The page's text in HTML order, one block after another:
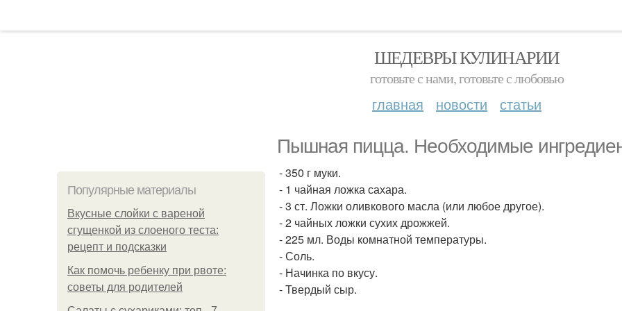
ШЕДЕВРЫ КУЛИНАРИИ
готовьте с нами, готовьте с любовью
главная новости статьи
Пышная пицца. Необходимые
Популярные материалы
Вкусные слойки с вареной
сгущенкой из слоеного теста:
рецепт и подсказки
Как помочь ребенку при рвоте:
советы для родителей
- 350 г муки.
- 1 чайная ложка сахара.
- 3 ст. Ложки оливкового масла (или любое другое).
- 2 чайных ложки сухих дрожжей.
- 225 мл. Воды комнатной температуры.
- Соль.
- Начинка по вкусу.
- Твердый сыр.